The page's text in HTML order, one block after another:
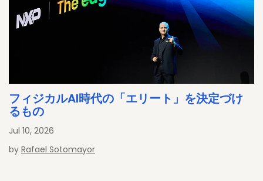
フィジカルAI時代の「エリート」を決定づけ
るもの
Jul 10, 2026
by Rafael Sotomayor